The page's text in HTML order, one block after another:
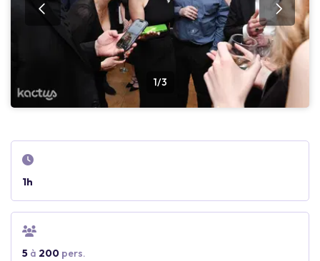
1/3
1h
5 à 200 pers.